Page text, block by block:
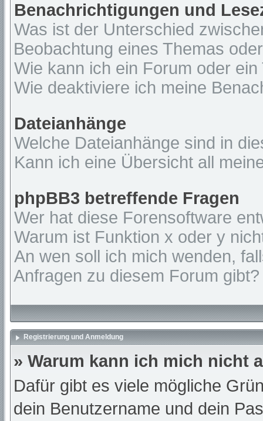
Benachrichtigungen und
Was ist der Unterschied
Beobachtung eines Themas
Wie kann ich ein Forum oder
Wie deaktiviere ich meine
Dateianhänge
Welche Dateianhänge sind in
Kann ich eine Übersicht all
phpBB3 betreffende Fragen
Wer hat diese Forensoftware
Warum ist Funktion x oder y
An wen soll ich mich wenden,
Anfragen zu diesem Forum gibt?
Registrierung und Anmeldung
» Warum kann ich mich nicht
Dafür gibt es viele mögliche
dein Benutzername und dein